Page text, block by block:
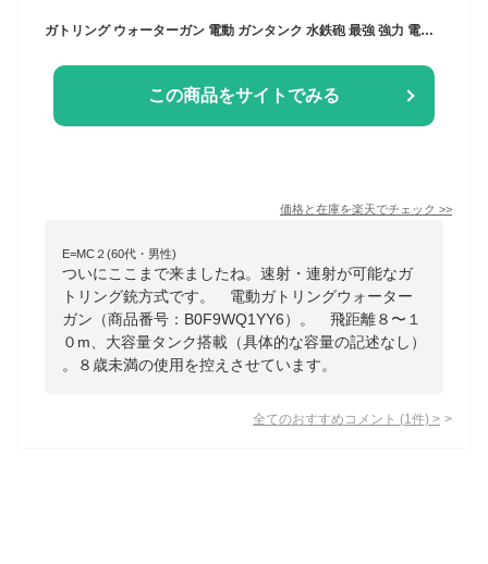
ガトリング ウォーターガン 電動 ガンタンク 水鉄砲 最強 強力 電動ウォーターガン 超強力飛距離 発光 スプラトゥーン 高速連発 大容量 子供用 大人用 水鉄砲合戦 水遊び 海水浴 誕生日 プレゼント (ブラック)
この商品をサイトでみる
価格と在庫を楽天でチェック >>
E=MC２(60代・男性)
ついにここまで来ましたね。速射・連射が可能なガ
トリング銃方式です。 電動ガトリングウォーター
ガン（商品番号：B0F9WQ1YY6）。 飛距離８〜１
０m、大容量タンク搭載（具体的な容量の記述なし）
。８歳未満の使用を控えさせています。
全てのおすすめコメント (1 件) >